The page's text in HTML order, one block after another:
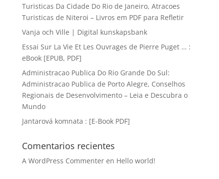
Turisticas Da Cidade Do Rio de Janeiro, Atracoes
Turisticas de Niteroi – Livros em PDF para Refletir
Vanja och Ville | Digital kunskapsbank
Essai Sur La Vie Et Les Ouvrages de Pierre Puget … :
eBook [EPUB, PDF]
Administracao Publica Do Rio Grande Do Sul:
Administracao Publica de Porto Alegre, Conselhos
Regionais de Desenvolvimento – Leia e Descubra o
Mundo
Jantarová komnata : [E-Book PDF]
Comentarios recientes
A WordPress Commenteren Hello world!